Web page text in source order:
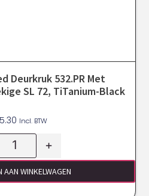
Deurkruk 532.PR Met
SL 72, TiTanium-Black
Incl. BTW
+
AAN WINKELWAGEN